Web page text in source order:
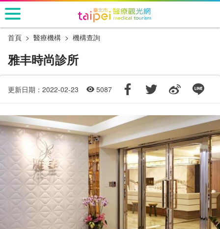
跳
到
主
區
首頁 醫療機構 機構查詢
雅丰時尚診所
更新日期：2022-02-23 5087